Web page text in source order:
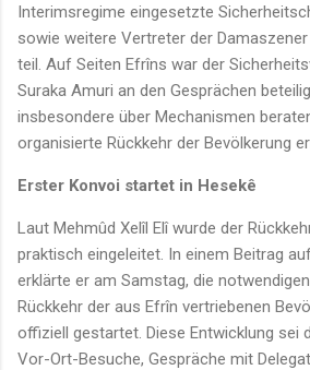
Interimsregime eingesetzte
sowie weitere Vertreter der
teil. Auf Seiten Efrîns war der
Suraka Amuri an den Gesprächen
insbesondere über Mechanismen
organisierte Rückkehr der Bevölkerung
Erster Konvoi startet in Hesekê
Laut Mehmûd Xelîl Elî wurde der
praktisch eingeleitet. In einem Beitrag
erklärte er am Samstag, die
Rückkehr der aus Efrîn vertriebenen
offiziell gestartet. Diese Entwicklung sei
Vor-Ort-Besuche, Gespräche mit